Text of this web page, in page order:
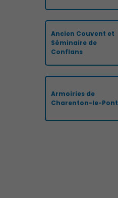
Ancien Couvent et
Séminaire de
Conflans
Armoiries de
Charenton-le-Pont